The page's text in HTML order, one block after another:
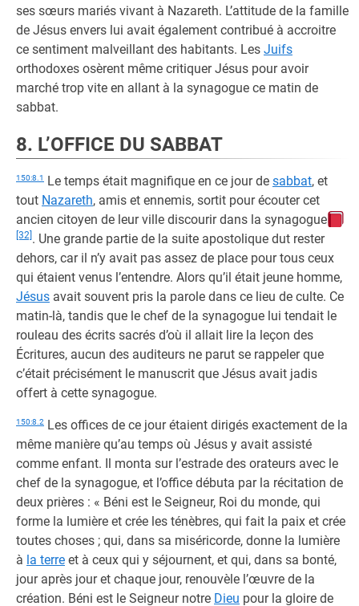
ses sœurs mariés vivant à Nazareth. L’attitude de la famille
de Jésus envers lui avait également contribué à accroitre
ce sentiment malveillant des habitants. Les Juifs
orthodoxes osèrent même critiquer Jésus pour avoir
marché trop vite en allant à la synagogue ce matin de
sabbat.
8. L’OFFICE DU SABBAT
150:8.1 Le temps était magnifique en ce jour de sabbat, et
tout Nazareth, amis et ennemis, sortit pour écouter cet
ancien citoyen de leur ville discourir dans la synagogue
[32] . Une grande partie de la suite apostolique dut rester
dehors, car il n’y avait pas assez de place pour tous ceux
qui étaient venus l’entendre. Alors qu’il était jeune homme,
Jésus avait souvent pris la parole dans ce lieu de culte. Ce
matin-là, tandis que le chef de la synagogue lui tendait le
rouleau des écrits sacrés d’où il allait lire la leçon des
Écritures, aucun des auditeurs ne parut se rappeler que
c’était précisément le manuscrit que Jésus avait jadis
offert à cette synagogue.
150:8.2 Les offices de ce jour étaient dirigés exactement de la
même manière qu’au temps où Jésus y avait assisté
comme enfant. Il monta sur l’estrade des orateurs avec le
chef de la synagogue, et l’office débuta par la récitation de
deux prières : « Béni est le Seigneur, Roi du monde, qui
forme la lumière et crée les ténèbres, qui fait la paix et crée
toutes choses ; qui, dans sa miséricorde, donne la lumière
à la terre et à ceux qui y séjournent, et qui, dans sa bonté,
jour après jour et chaque jour, renouvèle l’œuvre de la
création. Béni est le Seigneur notre Dieu pour la gloire de